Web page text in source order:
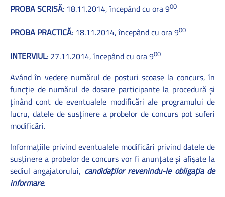
PROBA SCRISĂ: 18.11.2014, începând cu ora 900
PROBA PRACTICĂ: 18.11.2014, începând cu ora 900
INTERVIUL: 27.11.2014, începând cu ora 900
Având în vedere numărul de posturi scoase la concurs, în
funcţie de numărul de dosare participante la procedură şi
ţinând cont de eventualele modificări ale programului de
lucru, datele de susţinere a probelor de concurs pot suferi
modificări.
Informaţiile privind eventualele modificări privind datele de
susţinere a probelor de concurs vor fi anunţate şi afişate la
sediul angajatorului, candidaţilor revenindu-le obligaţia de
informare.